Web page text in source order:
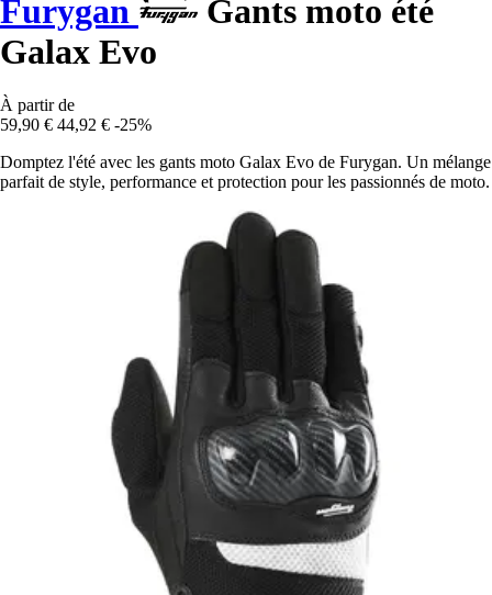
Furygan
Gants moto été
Galax Evo
À partir de
59,90 € 44,92 € -25%
Domptez l'été avec les gants moto Galax Evo de Furygan. Un mélange
parfait de style, performance et protection pour les passionnés de moto.